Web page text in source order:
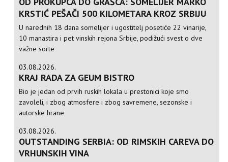
KRSTIĆ PEŠAČI 500 KILOMETARA KROZ SRBIJU
U narednih 18 dana somelijer i ugostitelj posetiće 22 vinarije,
10 manastira i pet vinskih rejona Srbije, podižući svest o dve
važne sorte
03.08.2026.
KRAJ RADA ZA GEUM BISTRO
Bio je jedan od prvih ruskih lokala u prestonici koje smo
zavoleli, i zbog atmosfere i zbog savremene, sezonske i
autorske hrane
03.08.2026.
OUTSTANDING SERBIA: OD RIMSKIH CAREVA DO
VRHUNSKIH VINA